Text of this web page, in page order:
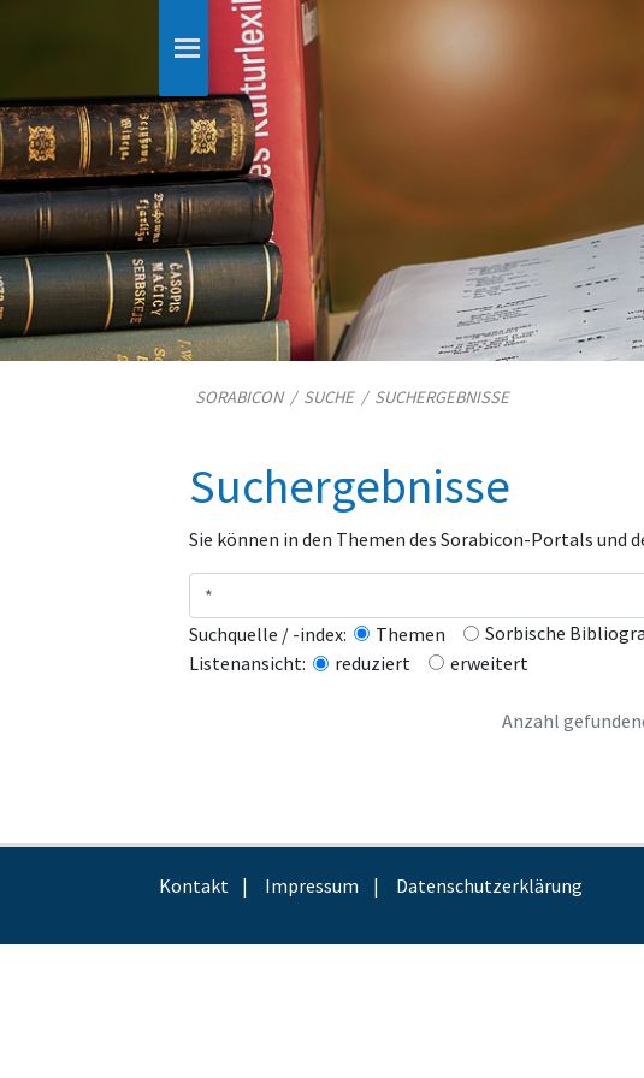
SORABICON/ SUCHE/ SUCHERGEBNISSE
Suchergebnisse
Sie können in den Themen des Sorabicon-Portals
Suchquelle / -index: Themen
Sorbische
Listenansicht:
reduziert erweitert
Anzahl
Kontakt Impressum Datenschutzerklärung